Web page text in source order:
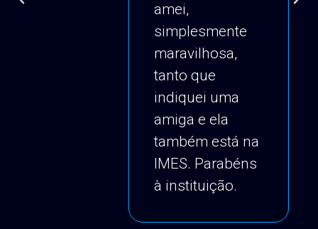
amei,
simplesmente
maravilhosa,
tanto que
indiquei uma
amiga e ela
também está na
IMES. Parabéns
à instituição.